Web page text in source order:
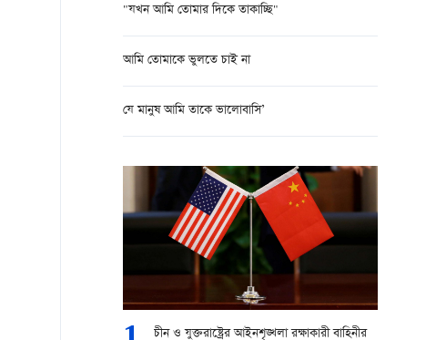
"যখন আমি তোমার দিকে তাকাচ্ছি"
আমি তোমাকে ভুলতে চাই না
যে মানুষ আমি তাকে ভালোবাসি’
চীন ও যুক্তরাষ্ট্রের আইনশৃঙ্খলা রক্ষাকারী বাহিনীর